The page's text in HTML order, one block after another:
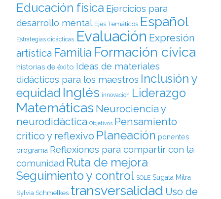
Educación física Ejercicios para
desarrollo mental Ejes Temáticos Español
Estrategias didácticas Evaluación Expresión
artística Familia Formación cívica
historias de éxito Ideas de materiales
didácticos para los maestros Inclusión y
equidad Inglés innovación Liderazgo
Matemáticas Neurociencia y
neurodidáctica Objetivos Pensamiento
crítico y reflexivo Planeación ponentes
programa Reflexiones para compartir con la
comunidad Ruta de mejora
Seguimiento y control SOLE Sugata Mitra
Sylvia Schmelkes transversalidad Uso de